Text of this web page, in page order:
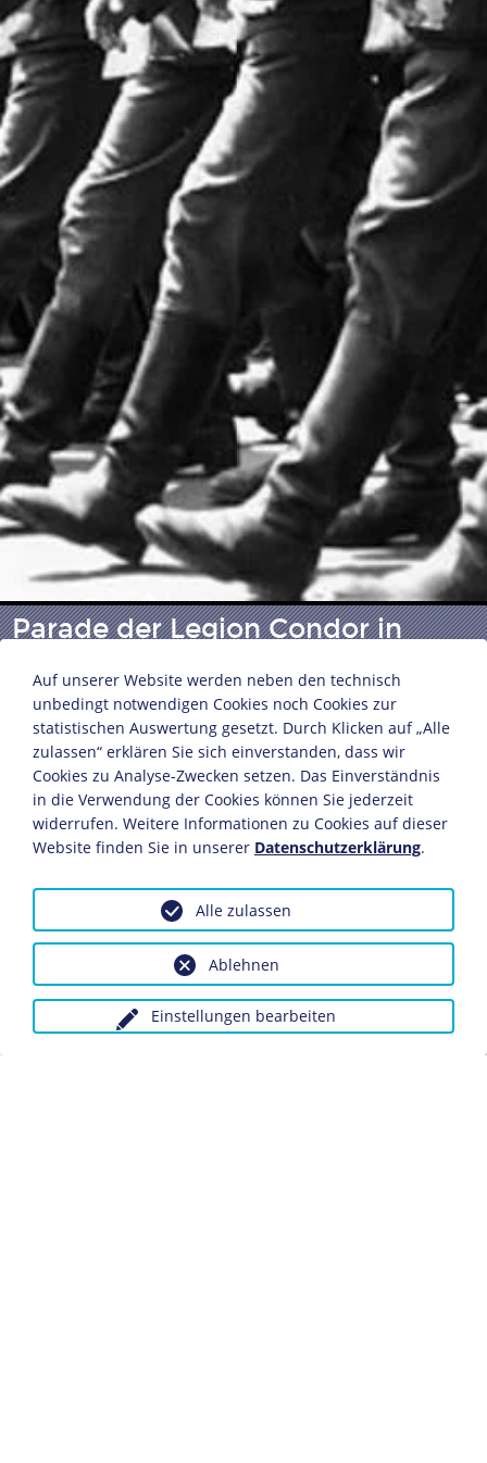
Parade der Legion Condor in
Pressebild-Verlag Schirner
Berlin, 6. Juni 1939
Fotografie
Bildnachweis: Deutsches Historisches Museum,
Berlin
Dieses Objekt ist eingebunden in folgende LeMO-
Seiten:
Die deutsch-spanischen Beziehungen
Die Legion Condor
Auf unserer Website werden neben den technisch
unbedingt notwendigen Cookies noch Cookies zur
statistischen Auswertung gesetzt. Durch Klicken auf „Alle
zulassen“ erklären Sie sich einverstanden, dass wir
Cookies zu Analyse-Zwecken setzen. Das Einverständnis
in die Verwendung der Cookies können Sie jederzeit
widerrufen. Weitere Informationen zu Cookies auf dieser
Website finden Sie in unserer Datenschutzerklärung.
Einstellungen bearbeiten
Ablehnen
Alle zulassen